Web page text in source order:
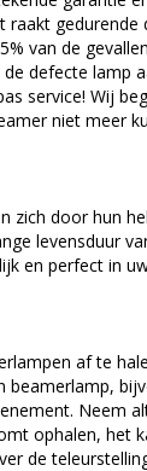
raakt
van de
defecte lamp
service! Wij
niet meer
zich door hun
levensduur
en perfect in
af te
beamerlamp,
Neem
ophalen, het
de